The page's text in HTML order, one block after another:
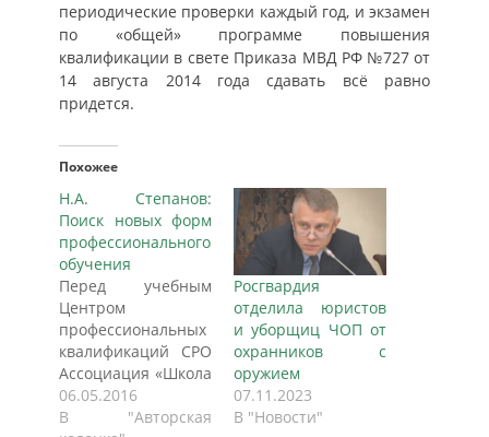
периодические проверки каждый год, и экзамен
по «общей» программе повышения
квалификации в свете Приказа МВД РФ №727 от
14 августа 2014 года сдавать всё равно
придется.
Похожее
Н.А. Степанов:
Поиск новых форм
профессионального
обучения
Перед учебным
Центром
профессиональных
квалификаций СРО
Ассоциация «Школа
без опасности»
стоит проблема
06.05.2016
В "Авторская
Росгвардия
отделила юристов
и уборщиц ЧОП от
охранников с
оружием
07.11.2023
В "Новости"